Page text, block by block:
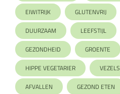
EIWITRIJK
GLUTENVRIJ
DUURZAAM
LEEFSTIJL
GEZONDHEID
GROENTE
HIPPE VEGETARIER
VEZELS
AFVALLEN
GEZOND ETEN